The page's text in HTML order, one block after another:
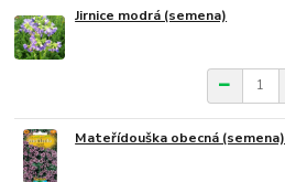
Jirnice modrá (semena)
Mateřídouška obecná (semena)